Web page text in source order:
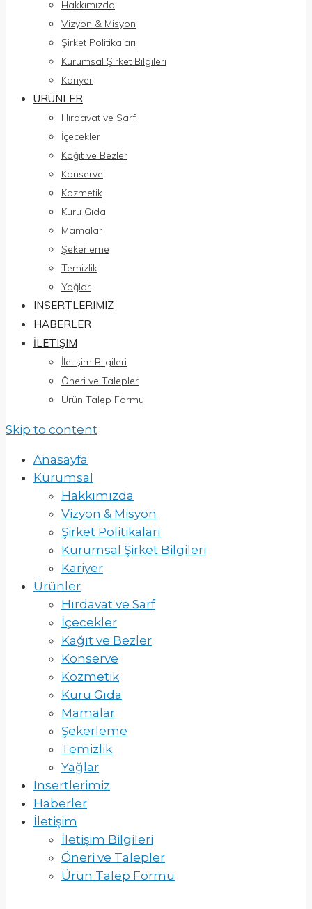
Hakkımızda
Vizyon & Misyon
Şirket Politikaları
Kurumsal Şirket Bilgileri
Kariyer
ÜRÜNLER
Hırdavat ve Sarf
İçecekler
Kağıt ve Bezler
Konserve
Kozmetik
Kuru Gıda
Mamalar
Şekerleme
Temizlik
Yağlar
INSERTLERIMIZ
HABERLER
İLETIŞIM
İletişim Bilgileri
Öneri ve Talepler
Ürün Talep Formu
Skip to content
Anasayfa
Kurumsal
Hakkımızda
Vizyon & Misyon
Şirket Politikaları
Kurumsal Şirket Bilgileri
Kariyer
Ürünler
Hırdavat ve Sarf
İçecekler
Kağıt ve Bezler
Konserve
Kozmetik
Kuru Gıda
Mamalar
Şekerleme
Temizlik
Yağlar
Insertlerimiz
Haberler
İletişim
İletişim Bilgileri
Öneri ve Talepler
Ürün Talep Formu